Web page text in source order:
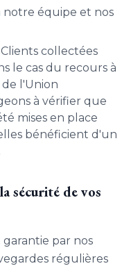
notre équipe et nos
collectées
le cas du recours à
l'Union
à vérifier que
mises en place
bénéficient d'un
sécurité de vos
garantie par nos
régulières